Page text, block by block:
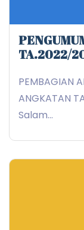
TA.2022/
PEMBAGIAN
ANGKATAN
Salam...